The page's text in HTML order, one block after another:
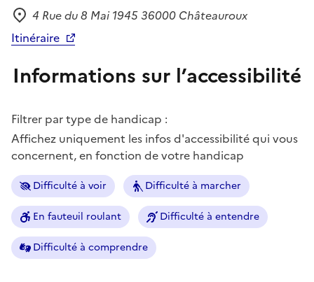
Adresse
4 Rue du 8 Mai 1945 36000 Châteauroux
Itinéraire
Informations sur l’accessibilité
Filtrer par type de handicap :
Affichez uniquement les infos d'accessibilité qui vous
concernent, en fonction de votre handicap
Difficulté à voir Difficulté à marcher
En fauteuil roulant Difficulté à entendre
Difficulté à comprendre